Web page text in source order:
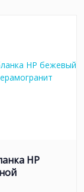
HP